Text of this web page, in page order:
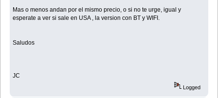
Mas o menos andan por el mismo precio, o si no te urge, igual y
esperate a ver si sale en USA , la version con BT y WIFI.
Saludos
JC
Logged